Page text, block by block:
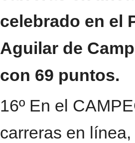
celebrado en el
Aguilar de
con 69 puntos.
16º En el
carreras en